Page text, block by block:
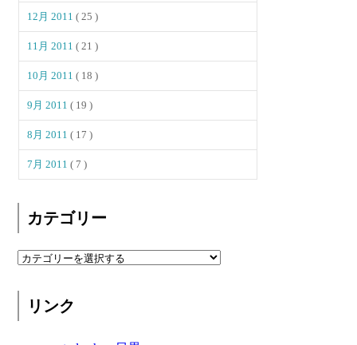
12月 2011( 25 )
11月 2011( 21 )
10月 2011( 18 )
9月 2011( 19 )
8月 2011( 17 )
7月 2011( 7 )
カテゴリー
リンク